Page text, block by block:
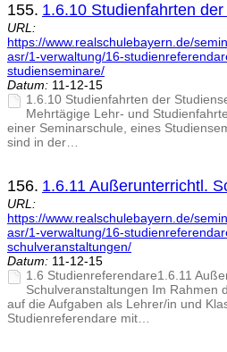
155. 1.6.10 Studienfahrten
URL:
https://www.realschulebayern.de/
asr/1-verwaltung/16-
studienseminare/
Datum: 11-12-15
1.6.10 Studienfahrten der
Mehrtägige Lehr- und
einer Seminarschule, eines
sind in der…
156. 1.6.11 Außerunterrichtl.
URL:
https://www.realschulebayern.de/
asr/1-verwaltung/16-
schulveranstaltungen/
Datum: 11-12-15
1.6 Studienreferendare1.6.11
Schulveranstaltungen Im Rahmen
auf die Aufgaben als Lehrer/in und
Studienreferendare mit…